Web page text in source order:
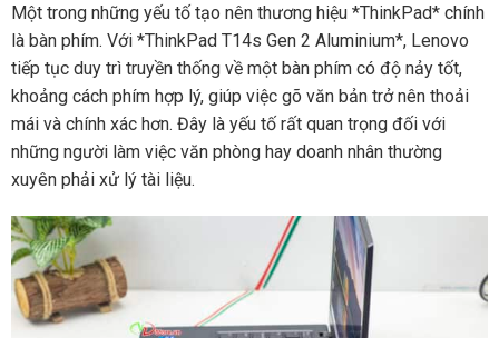
Một trong những yếu tố tạo nên thương hiệu *ThinkPad* chính
là bàn phím. Với *ThinkPad T14s Gen 2 Aluminium*, Lenovo
tiếp tục duy trì truyền thống về một bàn phím có độ nảy tốt,
khoảng cách phím hợp lý, giúp việc gõ văn bản trở nên thoải
mái và chính xác hơn. Đây là yếu tố rất quan trọng đối với
những người làm việc văn phòng hay doanh nhân thường
xuyên phải xử lý tài liệu.